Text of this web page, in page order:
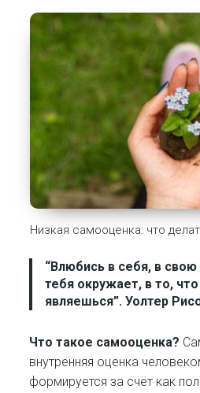
Низкая самооценка: что
“Влюбись в себя, в
тебя окружает, в то,
являешься”. Уолтер
Что такое самооценка?
внутренняя оценка
формируется за счёт как